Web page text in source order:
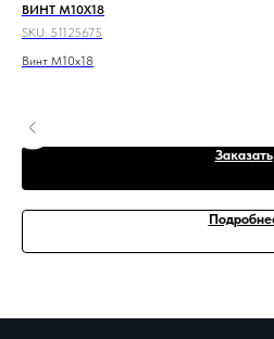
ВИНТ M10X18
SKU: 51125675
Винт M10x18
Заказать